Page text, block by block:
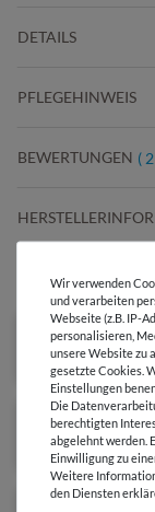
DETAILS
PFLEGEHINWEIS
BEWERTUNGEN (
DIESER
Wir verwenden
und verarbeiten
Webseite (z.B. IP-
personalisieren,
unsere Website zu
gesetzte Cookies.
Einstellungen
Die
berechtigten
abgelehnt werden.
Einwilligung zu
Weitere
den Diensten